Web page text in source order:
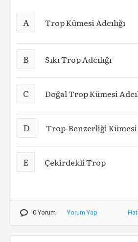
A Trop Kümesi Adcılığı
B Sıkı Trop Adcılığı
C Doğal Trop Kümesi
D Trop-Benzerliği Kümesi
E Çekirdekli Trop
0 Yorum Yorum Yap